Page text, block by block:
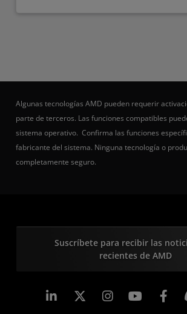
Algunas tecnologías AMD pueden requerir
parte de terceros. Las funciones compatibles
sistema operativo. Confirma las funciones
fabricante del sistema. Ninguna tecnología o
completamente seguro.
Suscríbete para recibir las
recientes de AMD
LinkedIn Instagram